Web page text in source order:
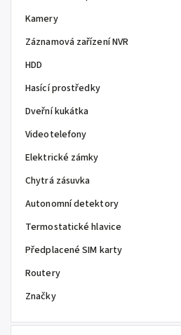
Kamery
Záznamová zařízení NVR
HDD
Hasící prostředky
Dveřní kukátka
Videotelefony
Elektrické zámky
Chytrá zásuvka
Autonomní detektory
Termostatické hlavice
Předplacené SIM karty
Routery
Značky